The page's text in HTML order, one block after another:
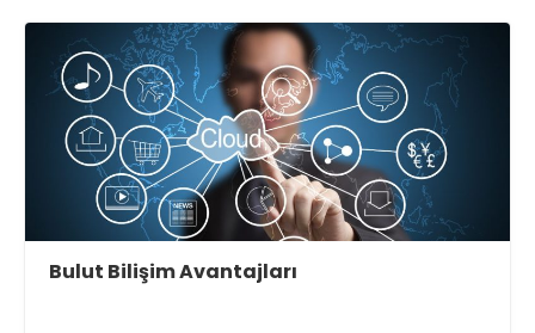
Bulut Bilişim Avantajları